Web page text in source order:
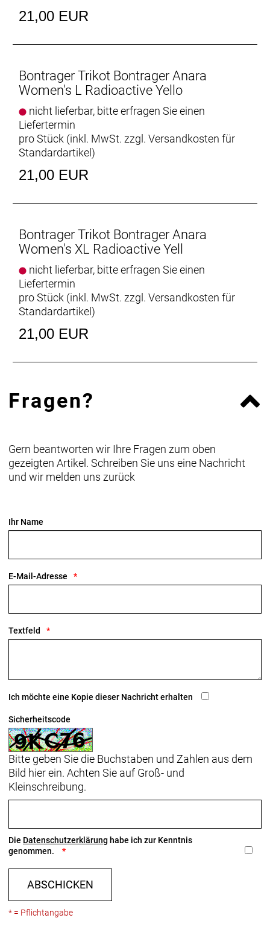
21,00 EUR
Bontrager Trikot Bontrager Anara
Women's L Radioactive Yello
nicht lieferbar, bitte erfragen Sie einen
Liefertermin
pro Stück (inkl. MwSt. zzgl. Versandkosten für
Standardartikel)
21,00 EUR
Bontrager Trikot Bontrager Anara
Women's XL Radioactive Yell
nicht lieferbar, bitte erfragen Sie einen
Liefertermin
pro Stück (inkl. MwSt. zzgl. Versandkosten für
Standardartikel)
21,00 EUR
Fragen?
Gern beantworten wir Ihre Fragen zum oben
gezeigten Artikel. Schreiben Sie uns eine Nachricht
und wir melden uns zurück
Ihr Name
E-Mail-Adresse
Textfeld
Ich möchte eine Kopie dieser Nachricht erhalten
Sicherheitscode
Bitte geben Sie die Buchstaben und Zahlen aus dem
Bild hier ein. Achten Sie auf Groß- und
Kleinschreibung.
Die Datenschutzerklärung habe ich zur Kenntnis
genommen.
ABSCHICKEN
* = Pflichtangabe